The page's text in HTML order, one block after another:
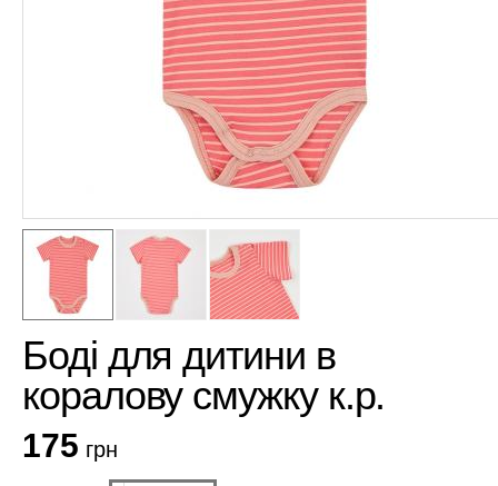
Боді для дитини в
коралову смужку к.р.
175 грн